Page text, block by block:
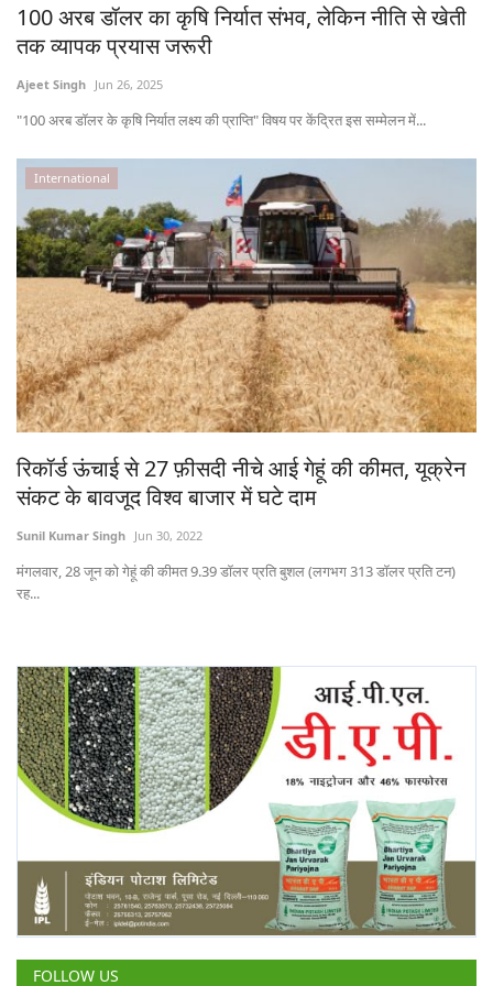
100 अरब डॉलर का कृषि निर्यात संभव, लेकिन नीति से खेती
तक व्यापक प्रयास जरूरी
Ajeet Singh Jun 26, 2025
"100 अरब डॉलर के कृषि निर्यात लक्ष्य की प्राप्ति" विषय पर केंद्रित इस सम्मेलन में...
International
रिकॉर्ड ऊंचाई से 27 फ़ीसदी नीचे आई गेहूं की कीमत, यूक्रेन
संकट के बावजूद विश्व बाजार में घटे दाम
Sunil Kumar Singh Jun 30, 2022
मंगलवार, 28 जून को गेहूं की कीमत 9.39 डॉलर प्रति बुशल (लगभग 313 डॉलर प्रति टन)
रह...
FOLLOW US